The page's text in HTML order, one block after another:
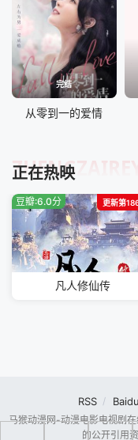
完结
从零到一的爱情
正在热映
更新第
豆瓣:6.0分
凡人修仙传
RSS Baidu
马猴动漫网-动漫电影电视剧
的公开引用